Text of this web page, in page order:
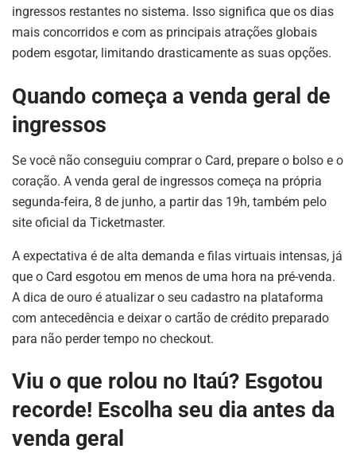
ingressos restantes no sistema. Isso significa que os dias
mais concorridos e com as principais atrações globais
podem esgotar, limitando drasticamente as suas opções.
Quando começa a venda geral de
ingressos
Se você não conseguiu comprar o Card, prepare o bolso e o
coração. A venda geral de ingressos começa na própria
segunda-feira, 8 de junho, a partir das 19h, também pelo
site oficial da Ticketmaster.
A expectativa é de alta demanda e filas virtuais intensas, já
que o Card esgotou em menos de uma hora na pré-venda.
A dica de ouro é atualizar o seu cadastro na plataforma
com antecedência e deixar o cartão de crédito preparado
para não perder tempo no checkout.
Viu o que rolou no Itaú? Esgotou
recorde! Escolha seu dia antes da
venda geral